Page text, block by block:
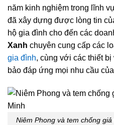
năm kinh nghiệm trong lĩnh
đã xây dựng được lòng tin
hộ gia đình cho đến các
Xanh chuyên cung cấp các
gia đình, cùng với các thiết
bảo đáp ứng mọi nhu cầu
Niêm Phong và tem chống